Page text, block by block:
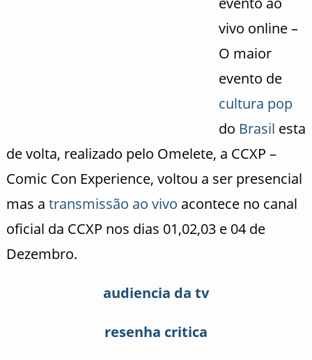
vivo online –
O maior
evento de
cultura pop
do Brasil esta
de volta, realizado pelo Omelete, a CCXP –
Comic Con Experience, voltou a ser presencial
mas a transmissão ao vivo acontece no canal
oficial da CCXP nos dias 01,02,03 e 04 de
Dezembro.
audiencia da tv
resenha critica